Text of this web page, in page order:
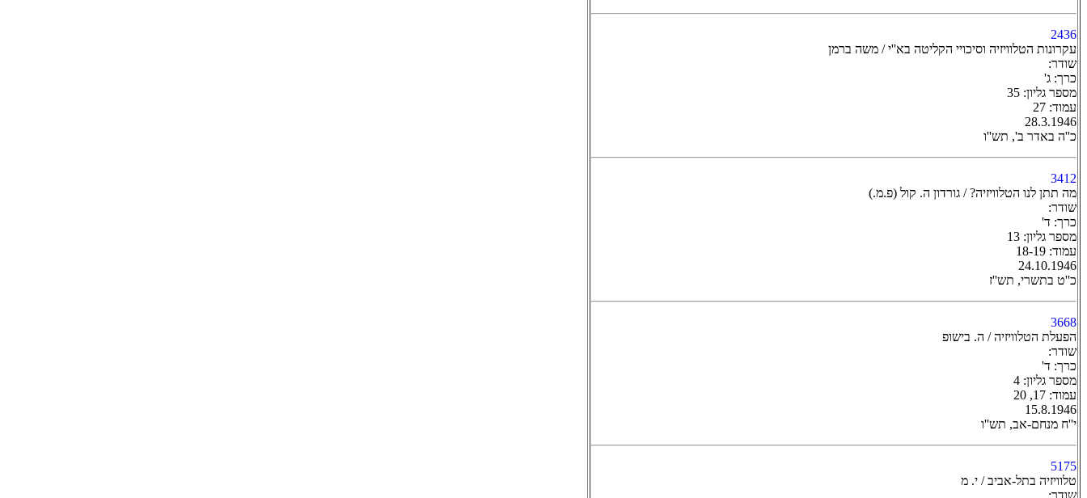
2436
עקרונות הטלוויזיה וסיכויי הקליטה בא''י / משה ברמן
שודר:
כרך: ג'
מספר גליון: 35
עמוד: 27
28.3.1946
כ''ה באדר ב', תש''ו
3412
מה תתן לנו הטלוויזיה? / גורדון ה. קול (פ.מ.)
שודר:
כרך: ד'
מספר גליון: 13
עמוד: 18-19
24.10.1946
כ''ט בתשרי, תש''ז
3668
הפעלת הטלוויזיה / ה. בישופ
שודר:
כרך: ד'
מספר גליון: 4
עמוד: 17, 20
15.8.1946
י''ח מנחם-אב, תש''ו
5175
טלוויזיה בתל-אביב / י. מ
שודר: